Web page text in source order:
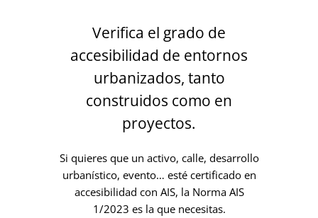
Verifica el grado de
accesibilidad de entornos
urbanizados, tanto
construidos como en
proyectos.
Si quieres que un activo, calle, desarrollo
urbanístico, evento… esté certificado en
accesibilidad con AIS, la Norma AIS
1/2023 es la que necesitas.